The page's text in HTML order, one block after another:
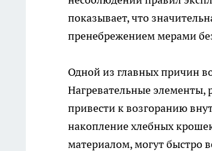
показывает, что
пренебрежением мерами
Одной из главных причин
Нагревательные
привести к возгоранию
накопление хлебных
материалом, могут быстро